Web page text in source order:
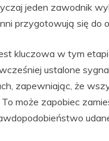
jeden zawodnik
przygotowują się do
kluczowa w tym
ustalone
zapewniając, że
może zapobiec